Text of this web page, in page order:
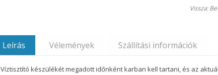
Vissza:
Leírás Vélemények Szállítási információk
Víztisztító készülékét megadott időnként karban kell tartani, és az